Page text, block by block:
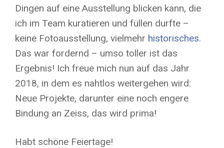
Dingen auf eine Ausstellung blicken kann, die
ich im Team kuratieren und füllen durfte –
keine Fotoausstellung, vielmehr historisches.
Das war fordernd – umso toller ist das
Ergebnis! Ich freue mich nun auf das Jahr
2018, in dem es nahtlos weitergehen wird:
Neue Projekte, darunter eine noch engere
Bindung an Zeiss, das wird prima!
Habt schöne Feiertage!